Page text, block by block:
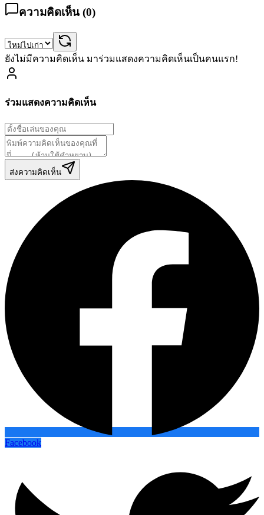
ความคิดเห็น (0)
ยังไม่มีความคิดเห็น มาร่วมแสดงความคิดเห็นเป็นคนแรก!
ร่วมแสดงความคิดเห็น
ส่งความคิดเห็น
Facebook